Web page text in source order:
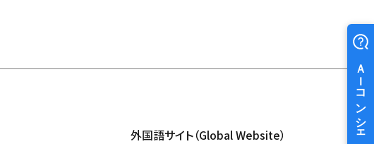
外国語サイト（Global Website）